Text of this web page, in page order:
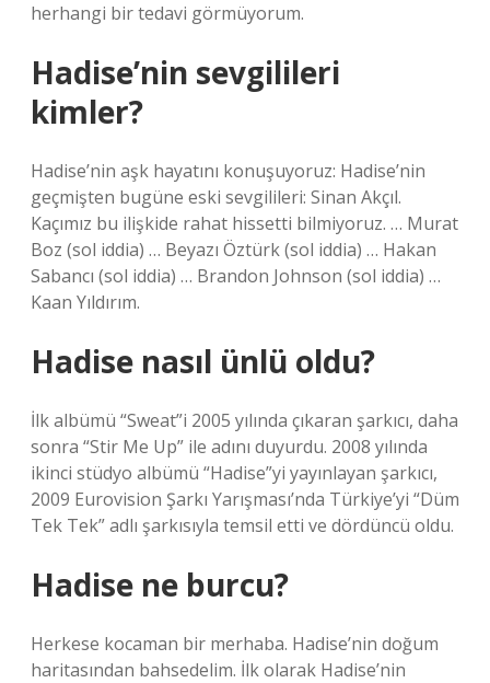
herhangi bir tedavi görmüyorum.
Hadise’nin sevgilileri
kimler?
Hadise’nin aşk hayatını konuşuyoruz: Hadise’nin
geçmişten bugüne eski sevgilileri: Sinan Akçıl.
Kaçımız bu ilişkide rahat hissetti bilmiyoruz. … Murat
Boz (sol iddia) … Beyazı Öztürk (sol iddia) … Hakan
Sabancı (sol iddia) … Brandon Johnson (sol iddia) …
Kaan Yıldırım.
Hadise nasıl ünlü oldu?
İlk albümü “Sweat”i 2005 yılında çıkaran şarkıcı, daha
sonra “Stir Me Up” ile adını duyurdu. 2008 yılında
ikinci stüdyo albümü “Hadise”yi yayınlayan şarkıcı,
2009 Eurovision Şarkı Yarışması’nda Türkiye’yi “Düm
Tek Tek” adlı şarkısıyla temsil etti ve dördüncü oldu.
Hadise ne burcu?
Herkese kocaman bir merhaba. Hadise’nin doğum
haritasından bahsedelim. İlk olarak Hadise’nin